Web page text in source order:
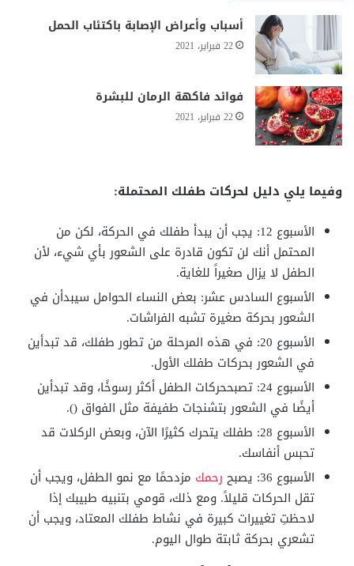
أسباب وأعراض الإصابة باكتئاب الحمل
22 فبراير، 2021
فوائد فاكهة الرمان للبشرة
22 فبراير، 2021
وفيما يلي دليل لحركات طفلك المحتملة:
الأسبوع 12: يجب أن يبدأ طفلك في الحركة، لكن من
المحتمل أنك لن تكون قادرة على الشعور بأي شيء، لأن
الطفل لا يزال صغيراً للغاية.
الأسبوع السادس عشر: بعض النساء الحوامل سيبدأن في
الشعور بحركة صغيرة تشبه الفراشات.
الأسبوع 20: في هذه المرحلة من تطور طفلك، قد تبدأين
في الشعور بحركات طفلك الأول.
الأسبوع 24: تصبححركات الطفل أكثر رسوخًا، وقد تبدأين
أيضًا في الشعور بتشنجات طفيفة مثل الفواق ().
الأسبوع 28: طفلك يتحرك كثيرًا الآن، وبعض الركلات قد
تحبس أنفاسك.
الأسبوع 36: يصبح
رحمك مزدحمًا مع نمو الطفل، ويجب أن
تقل الحركات قليلاً. ومع ذلك، قومي بتنبيه طبيبك إذا
لاحظتِ تغييرات كبيرة في نشاط طفلك المعتاد، ويجب أن
تشعري بحركة ثابتة طوال اليوم.